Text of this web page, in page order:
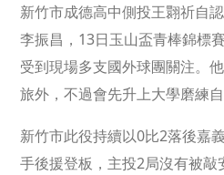
新竹市成德高中側投王翾祈自
李振昌，13日玉山盃青棒錦標
受到現場多支國外球團關注。
旅外，不過會先升上大學磨練自
新竹市此役持續以0比2落後嘉
手後援登板，主投2局沒有被